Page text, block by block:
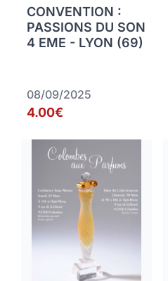
CONVENTION :
PASSIONS DU SON
4 EME - LYON (69)
08/09/2025
4.00€